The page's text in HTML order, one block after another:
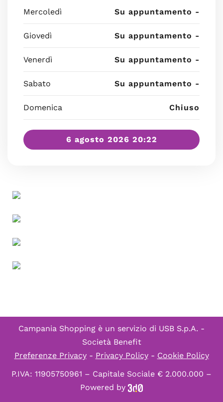
Mercoledì Su appuntamento -
Giovedì Su appuntamento -
Venerdì Su appuntamento -
Sabato Su appuntamento -
Domenica Chiuso
6 agosto 2026 20:22
Campania Shopping è un servizio di USB S.p.A. -
Società Benefit
Preferenze Privacy- Privacy Policy- Cookie Policy
P.IVA: 11905750961 – Capitale Sociale € 2.000.000 –
Powered by